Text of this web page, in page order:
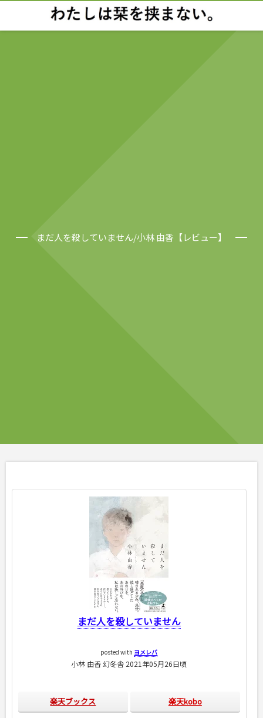
まだ人を殺していません/小林 由香【レビュー】
まだ人を殺していません
posted with ヨメレバ
小林 由香 幻冬舎 2021年05月26日頃
楽天ブックス 楽天kobo